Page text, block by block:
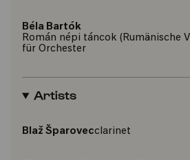
Béla Bartók
Román népi táncok (Rumänische
für Orchester
Artists
Blaž Šparovecclarinet